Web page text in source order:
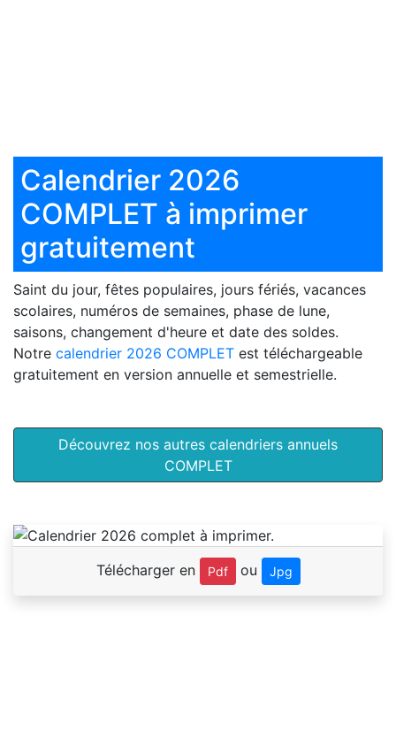
Calendrier 2026
COMPLET à imprimer
gratuitement
Saint du jour, fêtes populaires, jours fériés, vacances
scolaires, numéros de semaines, phase de lune,
saisons, changement d'heure et date des soldes.
Notre calendrier 2026 COMPLET est téléchargeable
gratuitement en version annuelle et semestrielle.
Découvrez nos autres calendriers annuels
COMPLET
Télécharger en Pdf ou Jpg